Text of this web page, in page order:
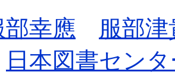
部幸應
服部
日本図書セン